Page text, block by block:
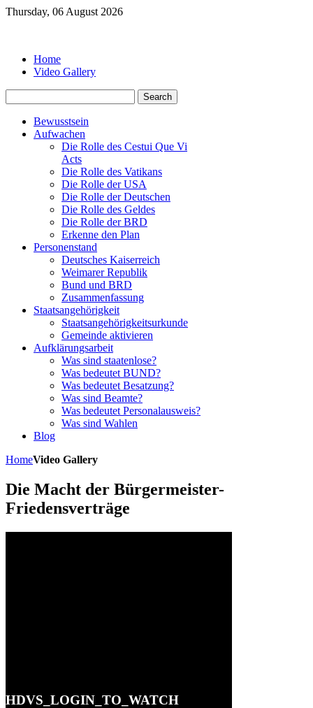
Thursday, 06 August 2026
Home
Video Gallery
Bewusstsein
Aufwachen
Die Rolle des Cestui Que Vi
Acts
Die Rolle des Vatikans
Die Rolle der USA
Die Rolle der Deutschen
Die Rolle des Geldes
Die Rolle der BRD
Erkenne den Plan
Personenstand
Deutsches Kaiserreich
Weimarer Republik
Bund und BRD
Zusammenfassung
Staatsangehörigkeit
Staatsangehörigkeitsurkunde
Gemeinde aktivieren
Aufklärungsarbeit
Was sind staatenlose?
Was bedeutet BUND?
Was bedeutet Besatzung?
Was sind Beamte?
Was bedeutet Personalausweis?
Was sind Wahlen
Blog
HomeVideo Gallery
Die Macht der Bürgermeister-
Friedensverträge
HDVS_LOGIN_TO_WATCH